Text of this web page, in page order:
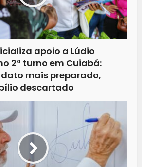
apoio a Lúdio
2º turno em Cuiabá:
mais preparado,
descartado